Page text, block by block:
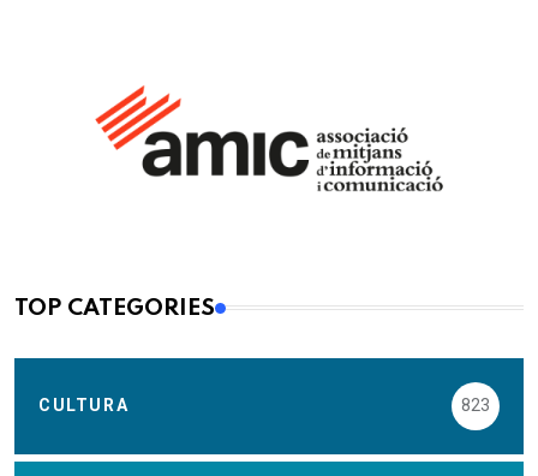
TOP CATEGORIES
CULTURA 823